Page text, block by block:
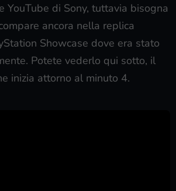
YouTube di Sony, tuttavia bisogna
ancora nella replica
Showcase dove era stato
Potete vederlo qui sotto, il
inizia attorno al minuto 4.